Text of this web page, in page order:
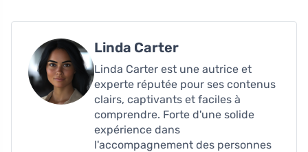
Linda Carter
Linda Carter est une autrice et
experte réputée pour ses contenus
clairs, captivants et faciles à
comprendre. Forte d'une solide
expérience dans
l'accompagnement des personnes